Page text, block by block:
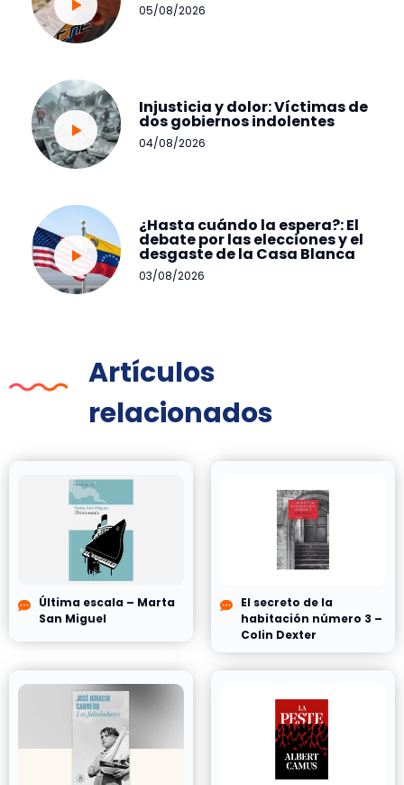
05/08/2026
Injusticia y dolor: Víctimas de
dos gobiernos indolentes
04/08/2026
¿Hasta cuándo la espera?: El
debate por las elecciones y el
desgaste de la Casa Blanca
03/08/2026
Artículos
relacionados
Última escala – Marta
San Miguel
El secreto de la
habitación número 3 –
Colin Dexter